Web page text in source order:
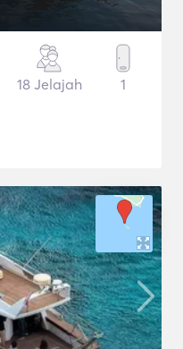
18 Jelajah 1